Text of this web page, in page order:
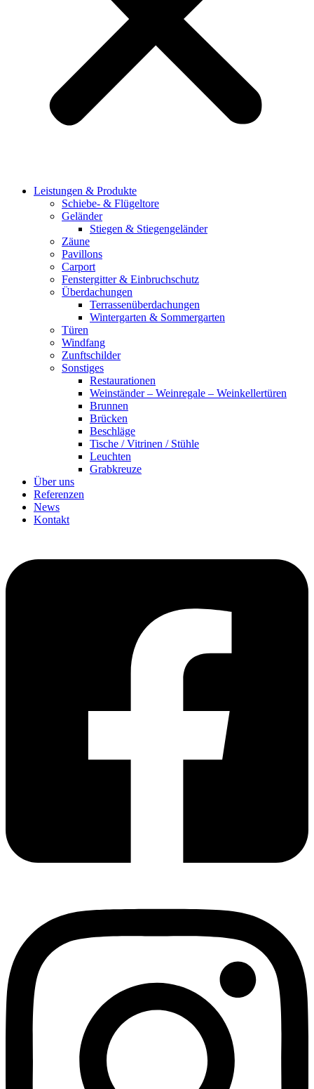
Leis­tun­gen & Pro­duk­te
Schie­be- & Flü­gel­to­re
Gelän­der
Stie­gen & Stie­gen­ge­län­der
Zäu­ne
Pavil­lons
Car­port
Fens­ter­git­ter & Ein­bruch­schutz
Über­da­chun­gen
Ter­ras­sen­über­da­chun­gen
Win­ter­gar­ten & Som­mer­gar­ten
Türen
Wind­fang
Zunft­schil­der
Sons­ti­ges
Restau­ra­tio­nen
Wein­stän­der – Wein­re­ga­le – Wein­kel­ler­tü­ren
Brun­nen
Brü­cken
Beschlä­ge
Tische / Vitri­nen / Stüh­le
Leuch­ten
Grab­kreu­ze
Über uns
Refe­ren­zen
News
Kon­takt